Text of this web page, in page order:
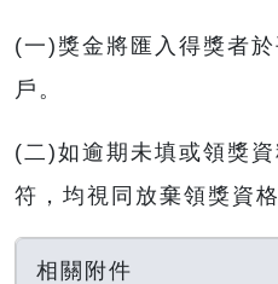
(一)獎金將匯入得獎者
戶。
(二)如逾期未填或領獎
符，均視同放棄領獎資格
相關附件